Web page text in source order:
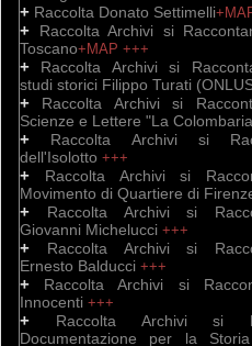
+ Raccolta Donato Settimelli
+
Raccolta Archivi si
Toscano+MAP +++
+ Raccolta Archivi si
studi storici Filippo Turati
+ Raccolta Archivi si
Scienze e Lettere "La
+ Raccolta Archivi si
dell'Isolotto +++
+
Raccolta Archivi si
Movimento di Quartiere di
+
Raccolta Archivi si
Giovanni Michelucci +++
+
Raccolta Archivi si
Ernesto Balducci +++
+ Raccolta Archivi si
Innocenti +++
+
Raccolta Archivi si
Documentazione per la